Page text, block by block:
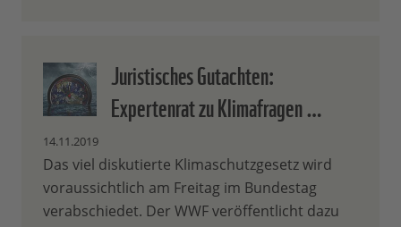
Juristisches Gutachten:
Expertenrat zu Klimafragen …
14.11.2019
Das viel diskutierte Klimaschutzgesetz wird
voraussichtlich am Freitag im Bundestag
verabschiedet. Der WWF veröffentlicht dazu